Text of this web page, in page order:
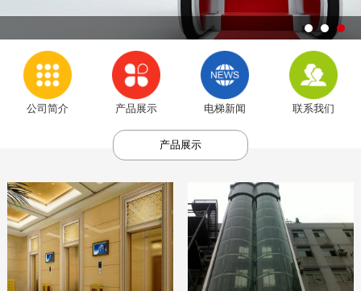
公司简介 产品展示 电梯新闻 联系我们
产品展示